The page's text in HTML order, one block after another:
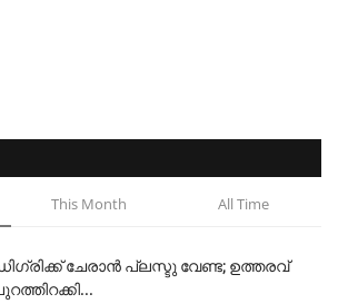
This Month All Time
ചേരാന്‍ പ്ലസ്ടു വേണ്ട; ഉത്തരവ്